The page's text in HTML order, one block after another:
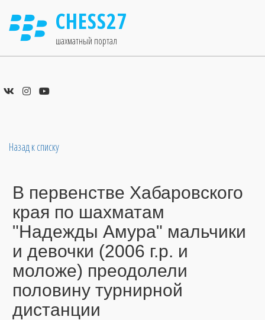
CHESS27
шахматный портал
Назад к списку
В первенстве Хабаровского
края по шахматам
"Надежды Амура" мальчики
и девочки (2006 г.р. и
моложе) преодолели
половину турнирной
дистанции